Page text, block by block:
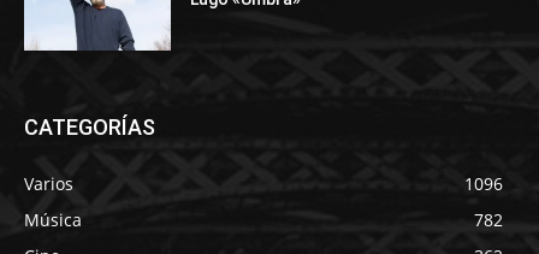
CATEGORÍAS
Varios
1096
Música
782